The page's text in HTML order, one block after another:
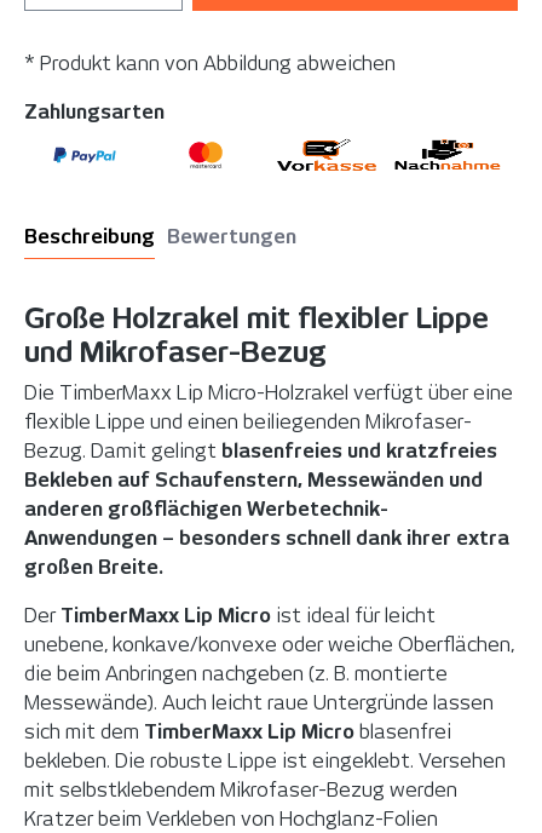
* Produkt kann von Abbildung abweichen
Zahlungsarten
Beschreibung Bewertungen
Große Holzrakel mit flexibler Lippe
und Mikrofaser-Bezug
Die TimberMaxx Lip Micro-Holzrakel verfügt über eine
flexible Lippe und einen beiliegenden Mikrofaser-
Bezug. Damit gelingt blasenfreies und kratzfreies
Bekleben auf Schaufenstern, Messewänden und
anderen großflächigen Werbetechnik-
Anwendungen – besonders schnell dank ihrer extra
großen Breite.
Der TimberMaxx Lip Micro ist ideal für leicht
unebene, konkave/konvexe oder weiche Oberflächen,
die beim Anbringen nachgeben (z. B. montierte
Messewände). Auch leicht raue Untergründe lassen
sich mit dem TimberMaxx Lip Micro blasenfrei
bekleben. Die robuste Lippe ist eingeklebt. Versehen
mit selbstklebendem Mikrofaser-Bezug werden
Kratzer beim Verkleben von Hochglanz-Folien